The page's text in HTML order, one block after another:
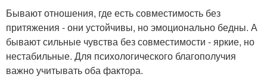
Бывают отношения, где есть совместимость без
притяжения - они устойчивы, но эмоционально бедны. А
бывают сильные чувства без совместимости - яркие, но
нестабильные. Для психологического благополучия
важно учитывать оба фактора.